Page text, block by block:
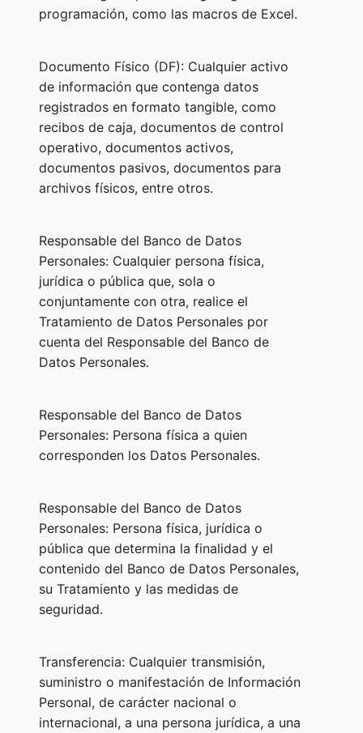
programación, como las macros de Excel.
Documento Físico (DF): Cualquier activo
de información que contenga datos
registrados en formato tangible, como
recibos de caja, documentos de control
operativo, documentos activos,
documentos pasivos, documentos para
archivos físicos, entre otros.
Responsable del Banco de Datos
Personales: Cualquier persona física,
jurídica o pública que, sola o
conjuntamente con otra, realice el
Tratamiento de Datos Personales por
cuenta del Responsable del Banco de
Datos Personales.
Responsable del Banco de Datos
Personales: Persona física a quien
corresponden los Datos Personales.
Responsable del Banco de Datos
Personales: Persona física, jurídica o
pública que determina la finalidad y el
contenido del Banco de Datos Personales,
su Tratamiento y las medidas de
seguridad.
Transferencia: Cualquier transmisión,
suministro o manifestación de Información
Personal, de carácter nacional o
internacional, a una persona jurídica, a una